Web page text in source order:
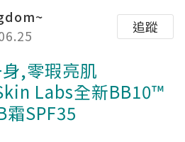
追蹤
,零瑕亮肌
Labs全新BB10™
SPF35